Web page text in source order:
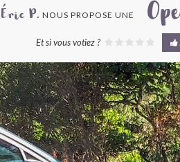
Éric P. NOUS PROPOSE UNE
Et si vous votiez ?